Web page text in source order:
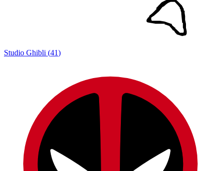
Studio Ghibli (41)